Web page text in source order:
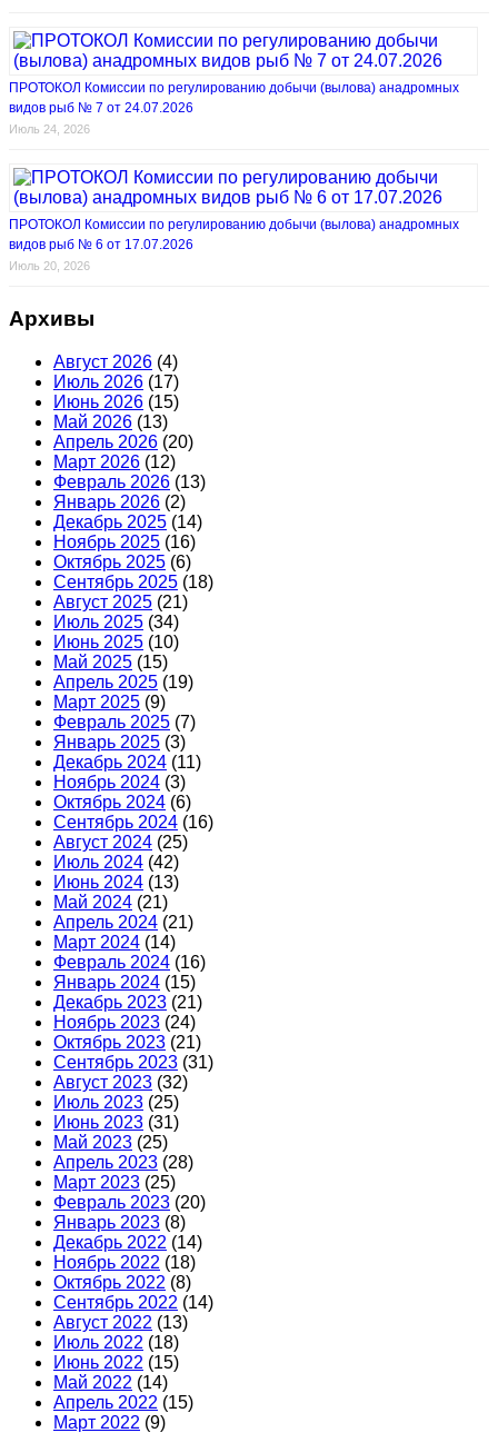
ПРОТОКОЛ Комиссии по регулированию добычи (вылова) анадромных
видов рыб № 7 от 24.07.2026
Июль 24, 2026
ПРОТОКОЛ Комиссии по регулированию добычи (вылова) анадромных
видов рыб № 6 от 17.07.2026
Июль 20, 2026
Архивы
Август 2026 (4)
Июль 2026 (17)
Июнь 2026 (15)
Май 2026 (13)
Апрель 2026 (20)
Март 2026 (12)
Февраль 2026 (13)
Январь 2026 (2)
Декабрь 2025 (14)
Ноябрь 2025 (16)
Октябрь 2025 (6)
Сентябрь 2025 (18)
Август 2025 (21)
Июль 2025 (34)
Июнь 2025 (10)
Май 2025 (15)
Апрель 2025 (19)
Март 2025 (9)
Февраль 2025 (7)
Январь 2025 (3)
Декабрь 2024 (11)
Ноябрь 2024 (3)
Октябрь 2024 (6)
Сентябрь 2024 (16)
Август 2024 (25)
Июль 2024 (42)
Июнь 2024 (13)
Май 2024 (21)
Апрель 2024 (21)
Март 2024 (14)
Февраль 2024 (16)
Январь 2024 (15)
Декабрь 2023 (21)
Ноябрь 2023 (24)
Октябрь 2023 (21)
Сентябрь 2023 (31)
Август 2023 (32)
Июль 2023 (25)
Июнь 2023 (31)
Май 2023 (25)
Апрель 2023 (28)
Март 2023 (25)
Февраль 2023 (20)
Январь 2023 (8)
Декабрь 2022 (14)
Ноябрь 2022 (18)
Октябрь 2022 (8)
Сентябрь 2022 (14)
Август 2022 (13)
Июль 2022 (18)
Июнь 2022 (15)
Май 2022 (14)
Апрель 2022 (15)
Март 2022 (9)